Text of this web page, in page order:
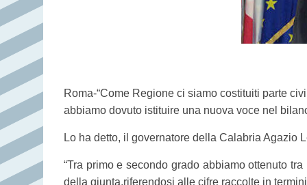
Roma-“Come Regione ci siamo costituiti parte
abbiamo dovuto istituire una nuova voce nel
Lo ha detto, il governatore della Calabria Agazio
“Tra primo e secondo grado abbiamo ottenuto
della giunta,riferendosi alle cifre raccolte in